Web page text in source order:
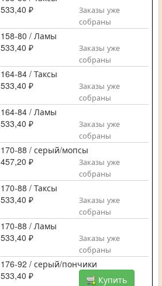
533,40 ₽
Заказы уже
собраны
158-80 / Ламы
533,40 ₽
Заказы уже
собраны
164-84 / Таксы
533,40 ₽
Заказы уже
собраны
164-84 / Ламы
533,40 ₽
Заказы уже
собраны
170-88 / серый/мопсы
457,20 ₽
Заказы уже
собраны
170-88 / Таксы
533,40 ₽
Заказы уже
собраны
170-88 / Ламы
533,40 ₽
Заказы уже
собраны
176-92 / серый/пончики
533,40 ₽
Купить